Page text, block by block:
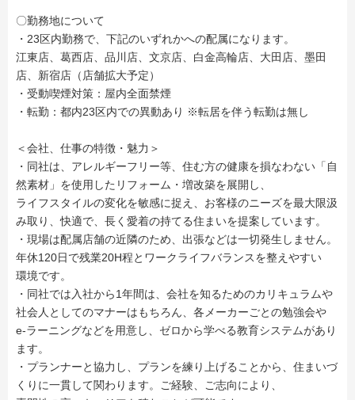
〇勤務地について
・23区内勤務で、下記のいずれかへの配属になります。
江東店、葛西店、品川店、文京店、白金高輪店、大田店、墨田
店、新宿店（店舗拡大予定）
・受動喫煙対策：屋内全面禁煙
・転勤：都内23区内での異動あり ※転居を伴う転勤は無し
＜会社、仕事の特徴・魅力＞
・同社は、アレルギーフリー等、住む方の健康を損なわない「自
然素材」を使用したリフォーム・増改築を展開し、
ライフスタイルの変化を敏感に捉え、お客様のニーズを最大限汲
み取り、快適で、長く愛着の持てる住まいを提案しています。
・現場は配属店舗の近隣のため、出張などは一切発生しません。
年休120日で残業20H程とワークライフバランスを整えやすい
環境です。
・同社では入社から1年間は、会社を知るためのカリキュラムや
社会人としてのマナーはもちろん、各メーカーごとの勉強会や
e-ラーニングなどを用意し、ゼロから学べる教育システムがあり
ます。
・プランナーと協力し、プランを練り上げることから、住まいづ
くりに一貫して関わります。ご経験、ご志向により、